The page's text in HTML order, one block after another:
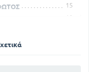
15
19